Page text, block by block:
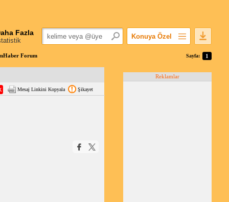
Fazla Konuya Özel
Popüler Mesajlar
Forum Sayfa: 1
Mesaj Linkini Kopyala Şikayet
Reklamlar